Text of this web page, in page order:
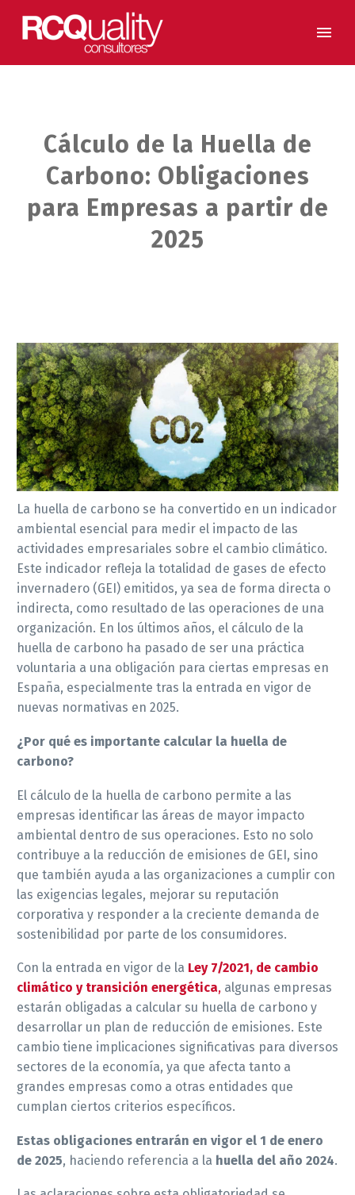
Cálculo de la Huella de
Carbono: Obligaciones
para Empresas a partir de
2025
La huella de carbono se ha convertido en un indicador
ambiental esencial para medir el impacto de las
actividades empresariales sobre el cambio climático.
Este indicador refleja la totalidad de gases de efecto
invernadero (GEI) emitidos, ya sea de forma directa o
indirecta, como resultado de las operaciones de una
organización. En los últimos años, el cálculo de la
huella de carbono ha pasado de ser una práctica
voluntaria a una obligación para ciertas empresas en
España, especialmente tras la entrada en vigor de
nuevas normativas en 2025.
¿Por qué es importante calcular la huella de
carbono?
El cálculo de la huella de carbono permite a las
empresas identificar las áreas de mayor impacto
ambiental dentro de sus operaciones. Esto no solo
contribuye a la reducción de emisiones de GEI, sino
que también ayuda a las organizaciones a cumplir con
las exigencias legales, mejorar su reputación
corporativa y responder a la creciente demanda de
sostenibilidad por parte de los consumidores.
Con la entrada en vigor de la Ley 7/2021, de cambio
climático y transición energética, algunas empresas
estarán obligadas a calcular su huella de carbono y
desarrollar un plan de reducción de emisiones. Este
cambio tiene implicaciones significativas para diversos
sectores de la economía, ya que afecta tanto a
grandes empresas como a otras entidades que
cumplan ciertos criterios específicos.
Estas obligaciones entrarán en vigor el 1 de enero
de 2025, haciendo referencia a la huella del año 2024.